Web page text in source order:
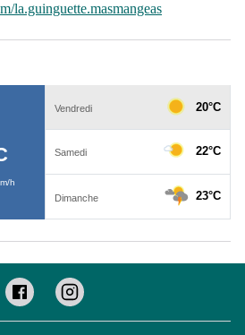
la.guinguette.masmangeas